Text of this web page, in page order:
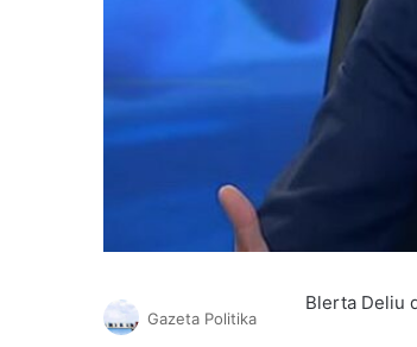
Blerta Deliu
Gazeta Politika